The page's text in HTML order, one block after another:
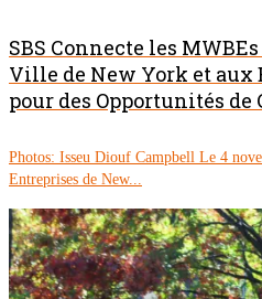
SBS Connecte les
Ville de New York et aux
pour des Opportunités de
Photos: Isseu Diouf Campbell Le 4
Entreprises de New...